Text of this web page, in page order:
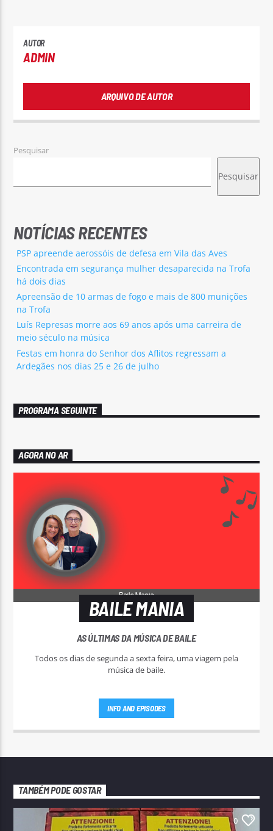
AUTOR
ADMIN
ARQUIVO DE AUTOR
Pesquisar
Pesquisar
NOTÍCIAS RECENTES
PSP apreende aerossóis de defesa em Vila das Aves
Encontrada em segurança mulher desaparecida na Trofa
há dois dias
Apreensão de 10 armas de fogo e mais de 800 munições
na Trofa
Luís Represas morre aos 69 anos após uma carreira de
meio século na música
Festas em honra do Senhor dos Aflitos regressam a
Ardegães nos dias 25 e 26 de julho
PROGRAMA SEGUINTE
AGORA NO AR
BAILE MANIA
AS ÚLTIMAS DA MÚSICA DE BAILE
Todos os dias de segunda a sexta feira, uma viagem pela
música de baile.
INFO AND EPISODES
TAMBÉM PODE GOSTAR
0